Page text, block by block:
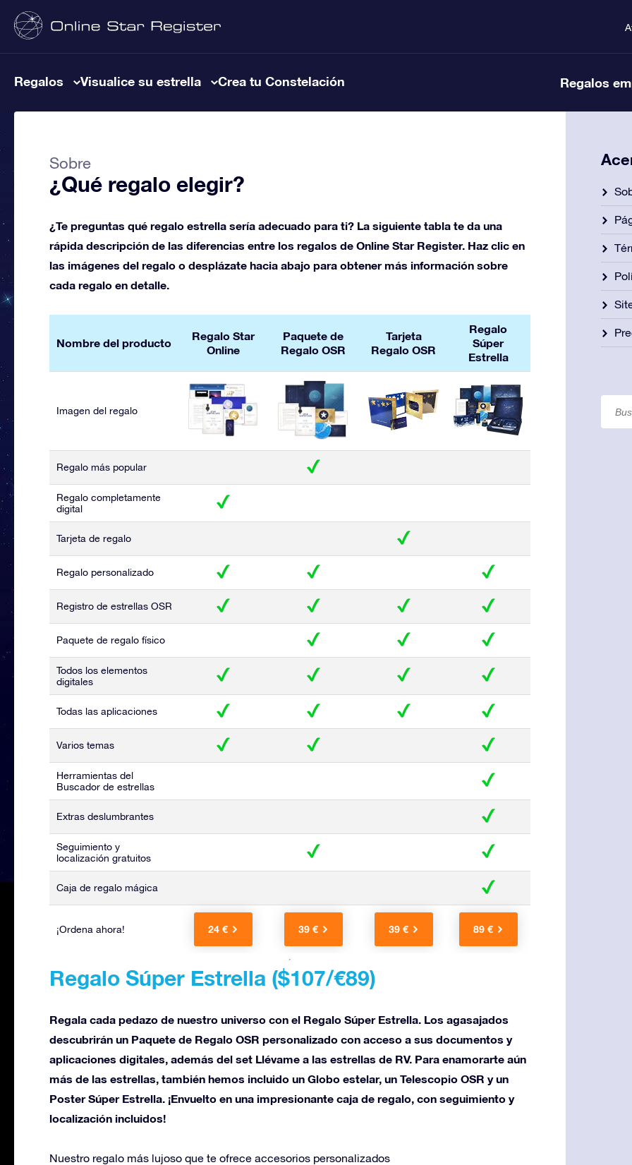
Regalos Visualice su estrella Crea tu Constelación Regalos
Sobre
¿Qué regalo elegir?
¿Te preguntas qué regalo estrella sería adecuado para ti? La siguiente tabla te da una
rápida descripción de las diferencias entre los regalos de Online Star Register. Haz clic en
las imágenes del regalo o desplázate hacia abajo para obtener más información sobre
cada regalo en detalle.
Nombre del producto
Regalo Star
Online
Paquete de
Regalo OSR
Tarjeta
Regalo OSR
Regalo
Súper
Estrella
Imagen del regalo
Regalo más popular
Regalo completamente
digital
Tarjeta de regalo
Regalo personalizado
Registro de estrellas OSR
Paquete de regalo físico
Todos los elementos
digitales
Todas las aplicaciones
Varios temas
Herramientas del
Buscador de estrellas
Extras deslumbrantes
Seguimiento y
localización gratuitos
Caja de regalo mágica
¡Ordena ahora! 24 € 39 € 39 € 89 €
Regalo Súper Estrella ($107/€89)
Regala cada pedazo de nuestro universo con el Regalo Súper Estrella. Los agasajados
descubrirán un Paquete de Regalo OSR personalizado con acceso a sus documentos y
aplicaciones digitales, además del set Llévame a las estrellas de RV. Para enamorarte aún
más de las estrellas, también hemos incluido un Globo estelar, un Telescopio OSR y un
Poster Súper Estrella. ¡Envuelto en una impresionante caja de regalo, con seguimiento y
localización incluidos!
Nuestro regalo más lujoso que te ofrece accesorios personalizados